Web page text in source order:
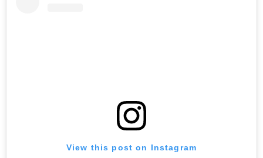
View this post on Instagram